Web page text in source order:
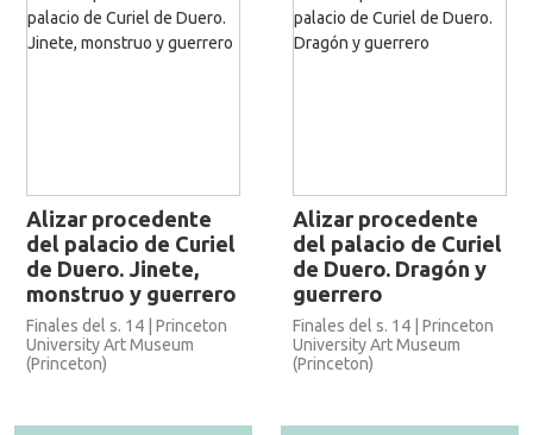
Alizar procedente
del palacio de Curiel
de Duero. Jinete,
monstruo y guerrero
Finales del s. 14 | Princeton
University Art Museum
(Princeton)
Alizar procedente
del palacio de Curiel
de Duero. Dragón y
guerrero
Finales del s. 14 | Princeton
University Art Museum
(Princeton)